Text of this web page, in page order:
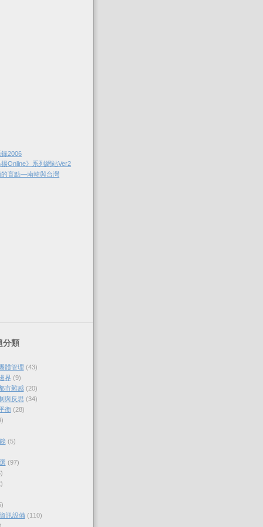
2006
Online》系列網站Ver2
的盲點—南韓與台灣
分類
體管理 (43)
界 (9)
市雜感 (20)
與反思 (34)
衡 (28)
(5)
(97)
訊設備 (110)